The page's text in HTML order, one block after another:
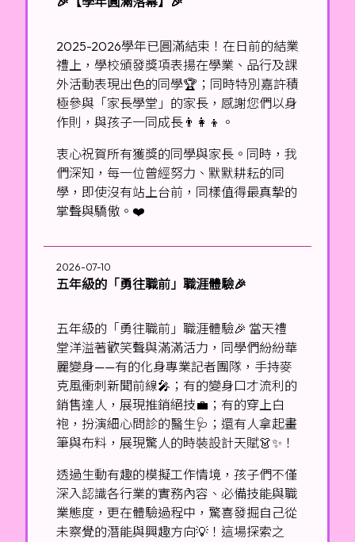
2025-2026學年已圓滿結束！在日前的結業
禮上，學校頒發獎項表揚在學業、品行及課
外活動表現出色的同學🏆；同時特別嘉許積
極參與「家長學堂」的家長，感謝您們以身
作則，與孩子一同成長👨👩👦。
衷心祝賀所有獲獎的同學與家長。同時，我
們深知，每一位曾經努力、默默耕耘的同
學，即使沒有站上台前，同樣值得最真摯的
掌聲與驕傲。❤️
2026-07-10
五年級的「勇往職前」職涯體驗🎉
五年級的「勇往職前」職涯體驗🎉 當天禮
堂洋溢著歡笑聲與滿滿活力，同學們紛紛華
麗變身——有的化身專業記者團隊，手持麥
克風衝刺新聞前線🎤；有的變身口才流利的
銷售達人，展現推銷絕技💼；有的穿上白
袍，扮演細心問診的醫生🩺；還有人拿起畫
筆與布料，展現驚人的時裝設計天賦👗✨！
透過生動有趣的模擬工作情境，孩子們不僅
深入認識各行業的實務內容、必備技能與職
業態度，更在體驗過程中，驚喜發掘自己從
未察覺的潛能與興趣方向💡！這場探索之